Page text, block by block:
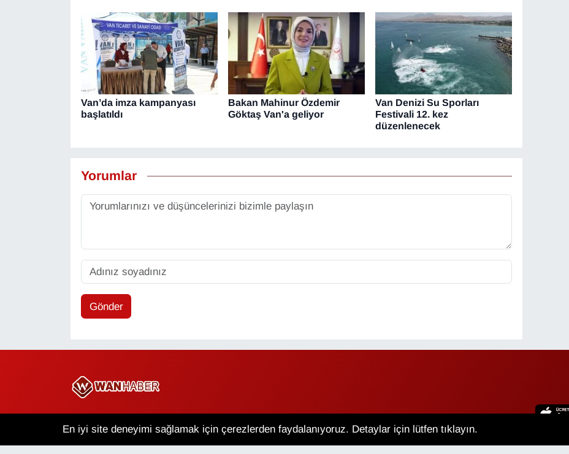
Van’da imza kampanyası
başlatıldı
Bakan Mahinur Özdemir
Göktaş Van'a geliyor
Van Denizi Su Sporları
Festivali 12. kez
düzenlenecek
Yorumlar
Gönder
En iyi site deneyimi sağlamak için çerezlerden faydalanıyoruz. Detaylar için lütfen tıklayın.